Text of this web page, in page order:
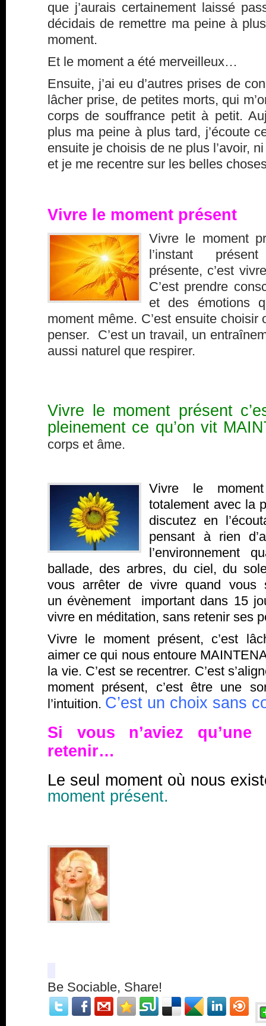
que j’aurais certainement laissé
décidais de remettre ma peine à
moment.
Et le moment a été merveilleux…
Ensuite, j’ai eu d’autres prises de
lâcher prise, de petites morts, qui
corps de souffrance petit à petit.
plus ma peine à plus tard, j’écoute
ensuite je choisis de ne plus l’avoir,
et je me recentre sur les belles
Vivre le moment présent
Vivre le moment
l’instant
présente, c’est
C’est prendre
et des émotions
moment même. C’est ensuite choisir
penser. C’est un travail, un
aussi naturel que respirer.
Vivre le moment présent
pleinement ce qu’on vit
corps et âme.
Vivre le
totalement avec la
discutez en
pensant à rien
l’environnement
ballade, des arbres, du ciel, du
vous arrêter de vivre quand vous
un évènement important dans 15
vivre en méditation, sans retenir ses
Vivre le moment présent, c’est
aimer ce qui nous entoure
la vie. C’est se recentrer. C’est
moment présent, c’est être une
l’intuition. C’est un choix sans
Si vous n’aviez
retenir…
Le seul moment où nous
moment présent.
Be Sociable, Share!